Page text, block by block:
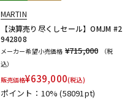
MARTIN
【決算売り尽くしセール】OMJM #2
942808
メーカー希望小売価格 ¥715,000
（税
込）
販売価格¥639,000(税込)
ポイント：10%(58091pt)